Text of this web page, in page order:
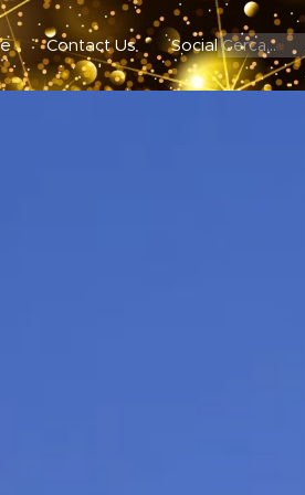
Contact Us Social